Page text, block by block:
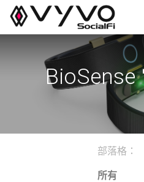
部落格：
所有